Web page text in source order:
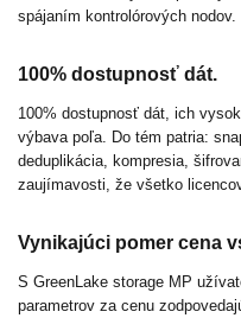
spájaním kontrolórových nodov.
100% dostupnosť dát.
100% dostupnosť dát, ich
výbava poľa. Do tém patria:
deduplikácia, kompresia,
zaujímavosti, že všetko
Vynikajúci pomer cena
S GreenLake storage MP
parametrov za cenu